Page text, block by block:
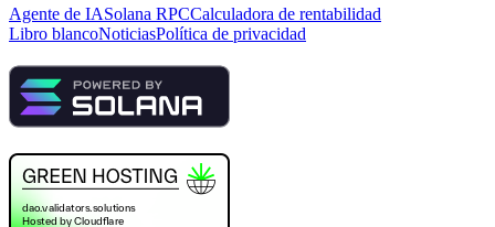
Agente de IASolana RPCCalculadora de rentabilidad
Libro blancoNoticiasPolítica de privacidad